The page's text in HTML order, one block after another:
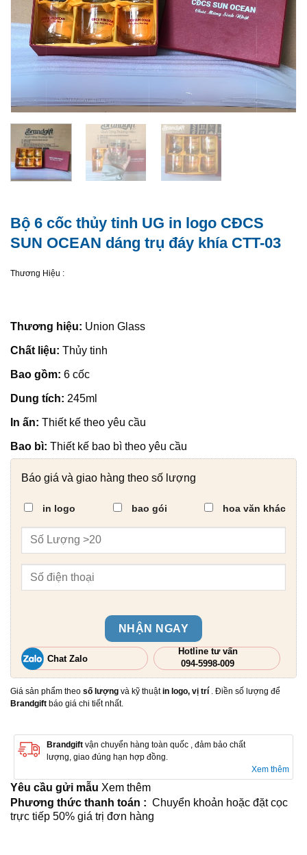
Bộ 6 cốc thủy tinh UG in logo CĐCS
SUN OCEAN dáng trụ đáy khía CTT-03
Thương Hiệu :
Thương hiệu: Union Glass
Chất liệu: Thủy tinh
Bao gồm: 6 cốc
Dung tích: 245ml
In ấn: Thiết kế theo yêu cầu
Bao bì: Thiết kế bao bì theo yêu cầu
Báo giá và giao hàng theo số lượng
in logo bao gói hoa văn khác
NHẬN NGAY
Chat Zalo
Hotline tư vấn
094-5998-009
Giá sản phẩm theo số lượng và kỹ thuậtin logo, vị trí . Điền số lượng để
Brandgift báo giá chi tiết nhất.
Brandgift vận chuyển hàng toàn quốc , đảm bảo chất
lượng, giao đúng hạn hợp đồng.
Xem thêm
Yêu cầu gửi mẫu Xem thêm
Phương thức thanh toán : Chuyển khoản hoặc đặt cọc
trực tiếp 50% giá trị đơn hàng